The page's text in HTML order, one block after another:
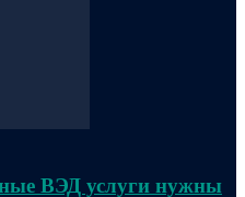
ВЭД услуги нужны